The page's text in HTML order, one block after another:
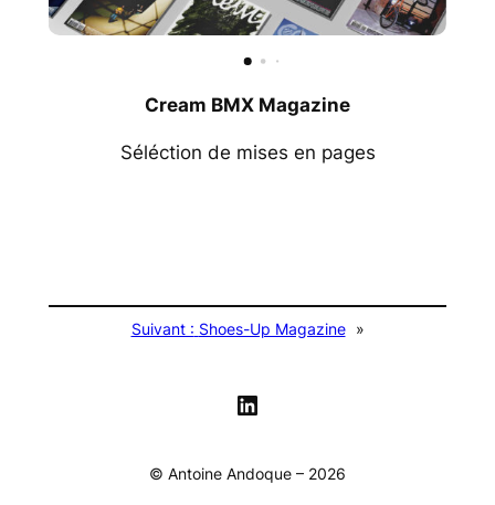
Cream BMX Magazine
Séléction de mises en pages
Suivant : Shoes-Up Magazine »
LinkedIn
© Antoine Andoque – 2026